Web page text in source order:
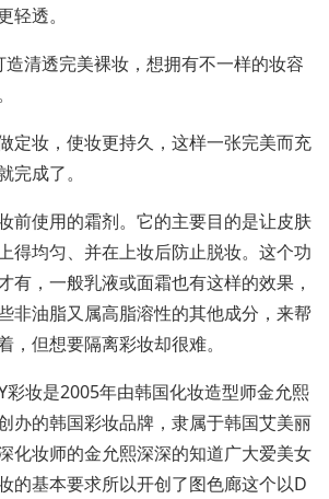
轻透。
造清透完美裸妆，想拥有不一样的妆容
定妆，使妆更持久，这样一张完美而充
完成了。
前使用的霜剂。它的主要目的是让皮肤
得均匀、并在上妆后防止脱妆。这个功
有，一般乳液或面霜也有这样的效果，
非油脂又属高脂溶性的其他成分，来帮
，但想要隔离彩妆却很难。
彩妆是2005年由韩国化妆造型师金允熙
办的韩国彩妆品牌，隶属于韩国艾美丽
化妆师的金允熙深深的知道广大爱美女
的基本要求所以开创了图色廊这个以D